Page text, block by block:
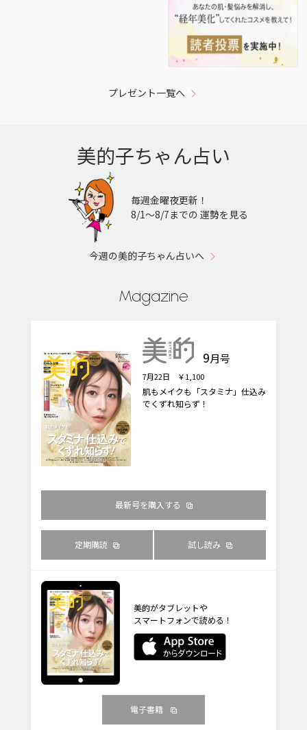
プレゼント一覧へ
美的子ちゃん占い
毎週金曜夜更新！
8/1〜8/7までの 運勢を見る
今週の美的子ちゃん占いへ
Magazine
9月号
7月22日 ￥1,100
肌もメイクも「スタミナ」仕込み
でくずれ知らず！
最新号を購入する
定期購読 試し読み
美的がタブレットや
スマートフォンで読める！
電子書籍